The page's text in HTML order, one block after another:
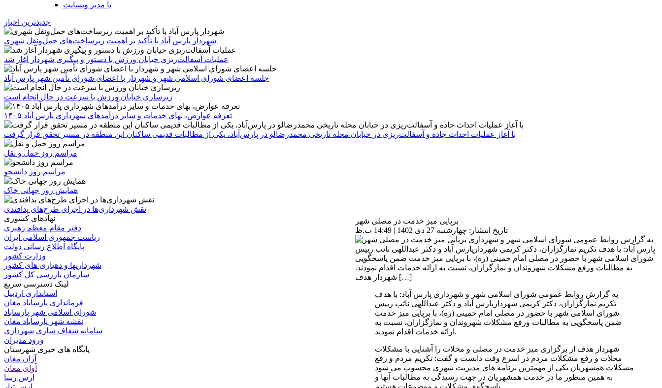
با مدیر وبسایت
جدیدترین اخبار
شهردار پارس آباد با تأکید بر اهمیت زیرساخت‌های حمل‌ونقل شهری
عملیات آسفالت‌ریزی خیابان ورزش با دستور و پیگیری شهردار آغاز شد
جلسه اعضای شورای اسلامی شهر و شهردار با اعضای شورای تأمین شهر پارس آباد
زیرسازی خیابان ورزش با سرعت در حال انجام است
تعرفه عوارض، بهای خدمات و سایر درآمدهای شهرداری پارس آباد ۱۴۰۵
با آغاز عملیات احداث جاده و آسفالت‌ریزی در خیابان محله تاریخی محمدرضالو در پارس‌آباد، یکی از مطالبات قدیمی ساکنان این منطقه در مسیر تحقق قرار گرفت
مراسم روز حمل و نقل
مراسم روز دانشجو
همایش روز جهانی خاک
نقش شهرداری‌ها در اجرای طرح‌های پدافندی
برپایی میز خدمت در مصلی شهر
تاریخ انتشار: چهارشنبه 27 دی 1402 | 14:49 ب.ظ
پارس آباد: با هدف تکریم نمازگزاران، دکتر کریمی شهردارپارس آباد و دکتر عبداللهی نائب رییس
شورای اسلامی شهر با حضور در مصلی امام خمینی (ره)، با برپایی میز خدمت ضمن پاسخگویی
به مطالبات ورفع مشکلات شهروندان و نمازگزاران، نسبت به ارائه خدمات اقدام نمودند.
شهردار هدف […]
به گزارش روابط عمومی شورای اسلامی شهر و شهرداری پارس آباد: با هدف
تکریم نمازگزاران، دکتر کریمی شهردارپارس آباد و دکتر عبداللهی نائب رییس
شورای اسلامی شهر با حضور در مصلی امام خمینی (ره)، با برپایی میز خدمت
ضمن پاسخگویی به مطالبات ورفع مشکلات شهروندان و نمازگزاران، نسبت به
ارائه خدمات اقدام نمودند.
شهردار هدف از برگزاری میز خدمت در مصلی و محلات را آشنایی با مشکلات
محلات و رفع مشکلات مردم در اسرع وقت دانست و گفت: تکریم مردم و رفع
مشکلات همشهریان یکی از مهمترین برنامه های مدیریت شهری محسوب می شود
به همین منظور ما در خدمت همشهریان در جهت رسیدگی به مطالبات آنها و
نهادهای کشوری
دفتر مقام معظم رهبری
ریاست جمهوری اسلامی ایران
پایگاه اطلاع رسانی دولت
وزارت کشور
شهرداریها و دهیاری های کشور
سازمان بازرسی کل کشور
لینک دسترسی سریع
استانداری اردبیل
فرمانداری پارساباد مغان
شورای اسلامی شهر پارساباد
نقشه شهر پارساباد مغان
سامانه شفاف سازی شهرداری
ورود مدیران
پایگاه های خبری شهرستان
آران مغان
آوای مغان
ارس رسا